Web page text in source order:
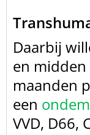
Daarbij
en
maanden
een
VVD, D66,